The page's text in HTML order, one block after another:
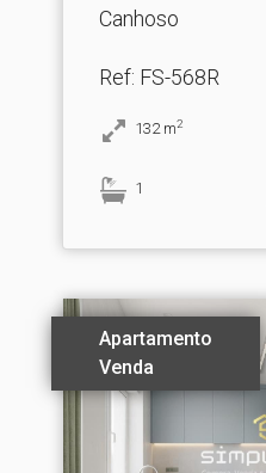
Canhoso
Ref: FS-568R
132 m2
1
Apartamento
Venda